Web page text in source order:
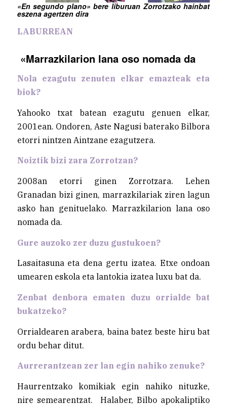
«En segundo plano» bere liburuan Zorrotzako hainbat
eszena agertzen dira
LABURREAN
«Marrazkilarion lana oso nomada da
Nola ezagutu zenuten elkar emazteak eta
biok?
Yahooko txat batean ezagutu genuen elkar,
2001ean. Ondoren, Aste Nagusi baterako Bilbora
etorri nintzen Aintzane ezagutzera.
Noiztik bizi zara Zorrotzan?
2008an etorri ginen Zorrotzara. Lehen
Granadan bizi ginen, marrazkilariak ziren lagun
asko han genituelako. Marrazkilarion lana oso
nomada da.
Gure auzoko zer duzu gustukoen?
Lasaitasuna eta dena gertu izatea. Etxe ondoan
umearen eskola eta lantokia izatea luxu bat da.
Zenbat denbora ematen duzu orrialde bat
bukatzeko?
Orrialdearen arabera, baina batez beste hiru bat
ordu behar ditut.
Aurrerantzean zer lan egin nahiko zenuke?
Haurrentzako komikiak egin nahiko nituzke,
nire semearentzat. Halaber, Bilbo apokaliptiko